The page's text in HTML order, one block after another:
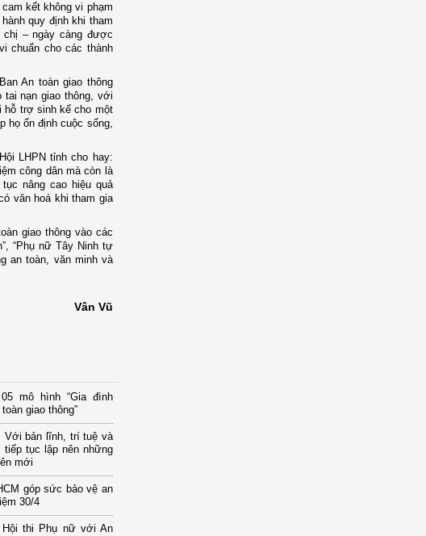
kết không vi phạm
quy định khi tham
– ngày càng được
chuẩn cho các thành
An toàn giao thông
nạn giao thông, với
hỗ trợ sinh kế cho một
họ ổn định cuộc sống,
LHPN tỉnh cho hay:
công dân mà còn là
nâng cao hiệu quả
văn hoá khi tham gia
giao thông vào các
“Phụ nữ Tây Ninh tự
an toàn, văn minh và
Vân Vũ
mô hình “Gia đình
giao thông”
Với bản lĩnh, trí tuệ và
tục lập nên những
mới
góp sức bảo vệ an
30/4
thi Phụ nữ với An